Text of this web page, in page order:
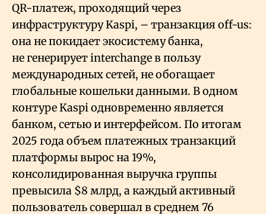
QR-платеж, проходящий через
инфраструктуру Kaspi, – транзакция off-us:
она не покидает экосистему банка,
не генерирует interchange в пользу
международных сетей, не обогащает
глобальные кошельки данными. В одном
контуре Kaspi одновременно является
банком, сетью и интерфейсом. По итогам
2025 года объем платежных транзакций
платформы вырос на 19%,
консолидированная выручка группы
превысила $8 млрд, а каждый активный
пользователь совершал в среднем 76